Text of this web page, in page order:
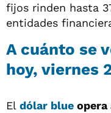
fijos rinden hasta
entidades
A cuánto se
hoy, viernes
El dólar blue opera